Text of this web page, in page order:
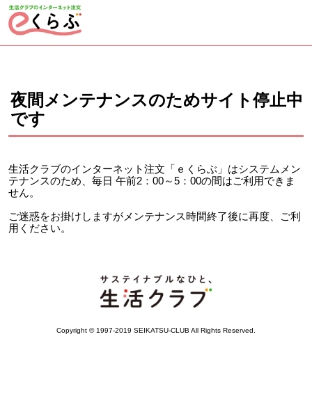
ページの先頭です。
夜間メンテナンスのためサイト停止中
です
生活クラブのインターネット注文「ｅくらぶ」はシステムメン
テナンスのため、毎日 午前2：00～5：00の間はご利用できま
せん。
ご迷惑をお掛けしますがメンテナンス時間終了後に再度、ご利
用ください。
Copyright © 1997-2019 SEIKATSU-CLUB All Rights Reserved.